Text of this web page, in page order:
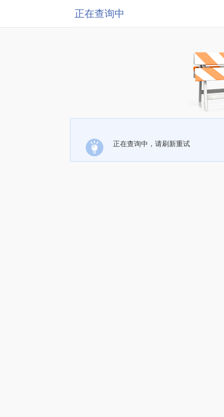
正在查询中
正在查询中，请刷新重试